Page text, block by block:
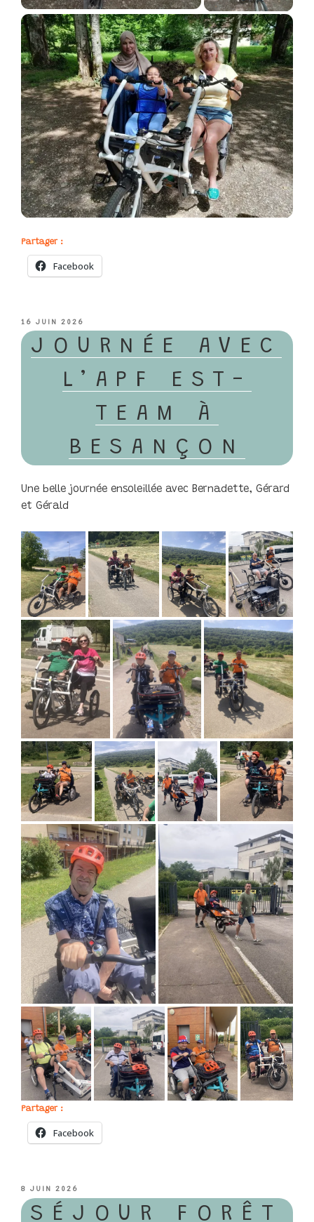
Partager :
Facebook
PUBLIÉ
LE
16 JUIN 2026
JOURNÉE AVEC
L’APF EST-
TEAM À
BESANÇON
Une belle journée ensoleillée avec Bernadette, Gérard
et Gérald
Partager :
Facebook
PUBLIÉ
LE
8 JUIN 2026
SÉJOUR FORÊT